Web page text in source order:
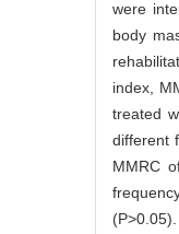
were
body
index,
treated
different
MMRC
(P>0.05).